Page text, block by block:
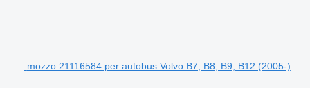
mozzo 21116584 per autobus Volvo B7, B8, B9, B12 (2005-)